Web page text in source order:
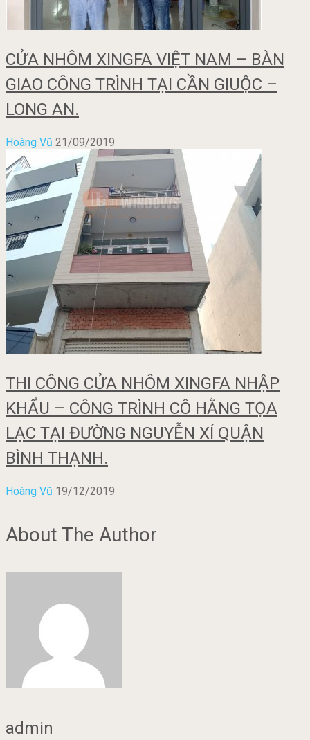
CỬA NHÔM XINGFA VIỆT NAM – BÀN
GIAO CÔNG TRÌNH TẠI CẦN GIUỘC –
LONG AN.
Hoàng Vũ 21/09/2019
THI CÔNG CỬA NHÔM XINGFA NHẬP
KHẨU – CÔNG TRÌNH CÔ HẰNG TỌA
LẠC TẠI ĐƯỜNG NGUYỄN XÍ QUẬN
BÌNH THẠNH.
Hoàng Vũ 19/12/2019
About The Author
admin